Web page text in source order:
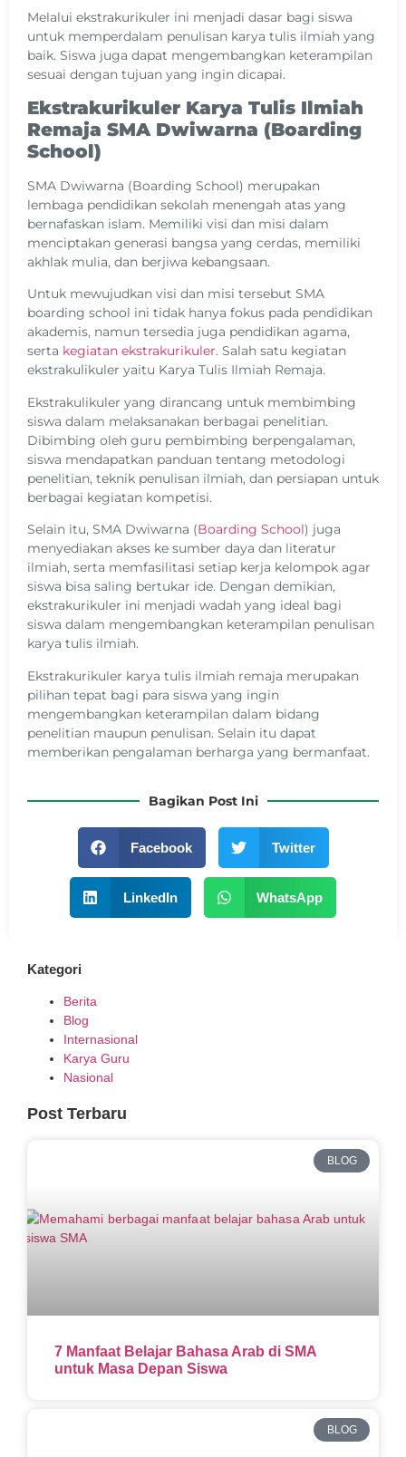
Melalui ekstrakurikuler ini menjadi dasar bagi siswa
untuk memperdalam penulisan karya tulis ilmiah yang
baik. Siswa juga dapat mengembangkan keterampilan
sesuai dengan tujuan yang ingin dicapai.
Ekstrakurikuler Karya Tulis Ilmiah
Remaja SMA Dwiwarna (Boarding
School)
SMA Dwiwarna (Boarding School) merupakan
lembaga pendidikan sekolah menengah atas yang
bernafaskan islam. Memiliki visi dan misi dalam
menciptakan generasi bangsa yang cerdas, memiliki
akhlak mulia, dan berjiwa kebangsaan.
Untuk mewujudkan visi dan misi tersebut SMA
boarding school ini tidak hanya fokus pada pendidikan
akademis, namun tersedia juga pendidikan agama,
serta kegiatan ekstrakurikuler. Salah satu kegiatan
ekstrakulikuler yaitu Karya Tulis Ilmiah Remaja.
Ekstrakulikuler yang dirancang untuk membimbing
siswa dalam melaksanakan berbagai penelitian.
Dibimbing oleh guru pembimbing berpengalaman,
siswa mendapatkan panduan tentang metodologi
penelitian, teknik penulisan ilmiah, dan persiapan untuk
berbagai kegiatan kompetisi.
Selain itu, SMA Dwiwarna (Boarding School) juga
menyediakan akses ke sumber daya dan literatur
ilmiah, serta memfasilitasi setiap kerja kelompok agar
siswa bisa saling bertukar ide. Dengan demikian,
ekstrakurikuler ini menjadi wadah yang ideal bagi
siswa dalam mengembangkan keterampilan penulisan
karya tulis ilmiah.
Ekstrakurikuler karya tulis ilmiah remaja merupakan
pilihan tepat bagi para siswa yang ingin
mengembangkan keterampilan dalam bidang
penelitian maupun penulisan. Selain itu dapat
memberikan pengalaman berharga yang bermanfaat.
Bagikan Post Ini
Facebook Twitter
LinkedIn WhatsApp
Kategori
Berita
Blog
Internasional
Karya Guru
Nasional
Post Terbaru
BLOG
7 Manfaat Belajar Bahasa Arab di SMA
untuk Masa Depan Siswa
BLOG